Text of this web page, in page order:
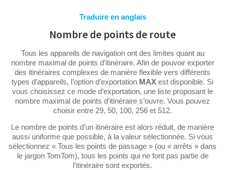
Traduire en anglais
Nombre de points de route
Tous les appareils de navigation ont des limites quant au
nombre maximal de points d’itinéraire. Afin de pouvoir exporter
des itinéraires complexes de manière flexible vers différents
types d’appareils, l’option d’exportation MAX est disponible. Si
vous choisissez ce mode d’exportation, une liste proposant le
nombre maximal de points d’itinéraire s’ouvre. Vous pouvez
choisir entre 29, 50, 100, 256 et 512.
Le nombre de points d’un itinéraire est alors réduit, de manière
aussi uniforme que possible, à la valeur sélectionnée. Si vous
sélectionnez « Tous les points de passage » (ou « arrêts » dans
le jargon TomTom), tous les points qui ne font pas partie de
l’itinéraire sont exportés.